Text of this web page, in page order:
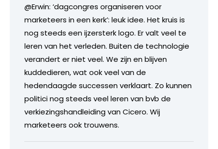
@Erwin: ‘dagcongres organiseren voor
marketeers in een kerk’: leuk idee. Het kruis is
nog steeds een ijzersterk logo. Er valt veel te
leren van het verleden. Buiten de technologie
verandert er niet veel. We zijn en blijven
kuddedieren, wat ook veel van de
hedendaagde successen verklaart. Zo kunnen
politici nog steeds veel leren van bvb de
verkiezingshandleiding van Cicero. Wij
marketeers ook trouwens.